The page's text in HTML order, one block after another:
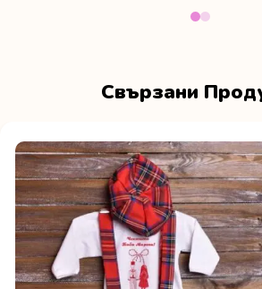
Свързани